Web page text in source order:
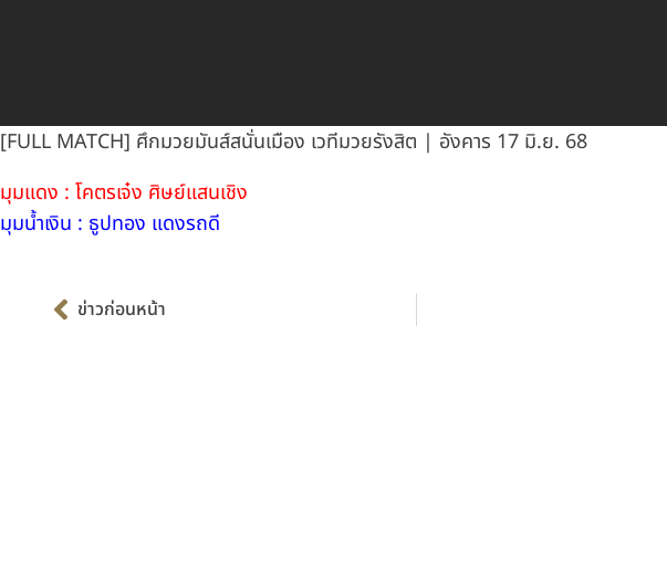
[FULL MATCH] ศึกมวยมันส์สนั่นเมือง เวทีมวยรังสิต | อังคาร 17 มิ.ย. 68
มุมแดง : โคตรเจ๋ง ศิษย์แสนเชิง
มุมน้ำเงิน : ธูปทอง แดงรถดี
ข่าวก่อนหน้า